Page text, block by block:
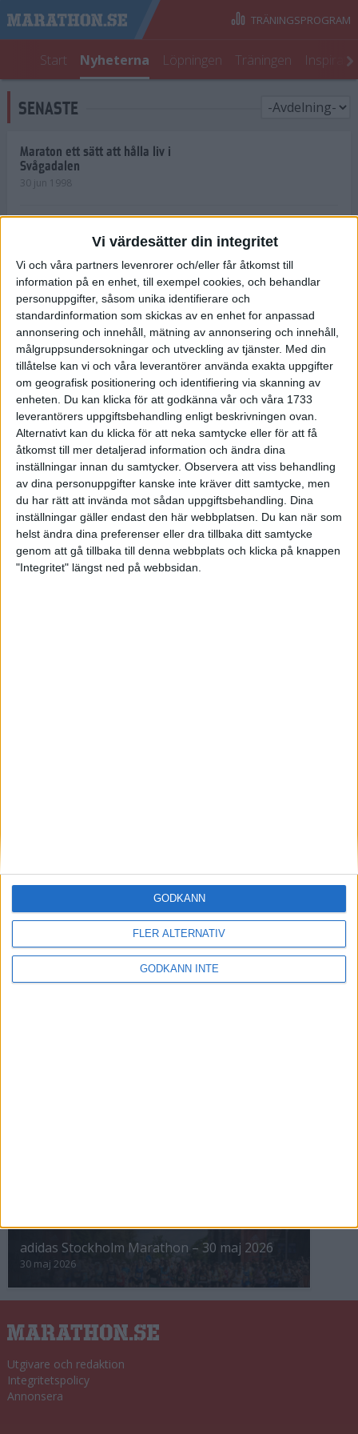
Vi värdesätter din integritet
Vi och våra partners levenrorer och/eller får åtkomst till
information på en enhet, till exempel cookies, och behandlar
personuppgifter, såsom unika identifierare och
standardinformation som skickas av en enhet for anpassad
annonsering och innehåll, mätning av annonsering och innehåll,
målgruppsundersokningar och utveckling av tjänster. Med din
tillåtelse kan vi och våra leverantörer använda exakta uppgifter
om geografisk positionering och identifiering via skanning av
enheten. Du kan klicka för att godkänna vår och våra 1733
leverantörers uppgiftsbehandling enligt beskrivningen ovan.
Alternativt kan du klicka för att neka samtycke eller för att få
åtkomst till mer detaljerad information och ändra dina
inställningar innan du samtycker. Observera att viss behandling
av dina personuppgifter kanske inte kräver ditt samtycke, men
du har rätt att invända mot sådan uppgiftsbehandling. Dina
inställningar gäller endast den här webbplatsen. Du kan när som
helst ändra dina preferenser eller dra tillbaka ditt samtycke
genom att gå tillbaka till denna webbplats och klicka på knappen
"Integritet" längst ned på webbsidan.
FLER ALTERNATIV
GODKÄNN INTE
GODKÄNN
Start Nyheterna Löpningen Träningen
TRÄNINGSPROGRAM
SENASTE
Maraton ett sätt att hålla liv i
Svågadalen
30 jun 1998
Norrlänningar firade semester i
Strängnäs
28 jun 1998
Maratonlöparna bäst i Trosa
I år fick Andervang kransen
27 jun 1998
Intresset ökar för Lidingöloppet
26 jun 1998
Värmemara
väntarvärldsmästaraspiranter
24 jun 1998
ASIEN
Berlin Marathon - ett lopp genom
8 okt 1995• Arkiv• Reseberättelser från
adidas Stockholm Marathon – 30 maj 2026
30 maj 2026
Utgivare och redaktion
Integritetspolicy
Annonsera